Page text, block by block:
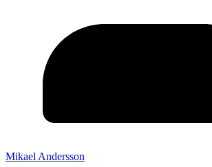
Mikael Andersson